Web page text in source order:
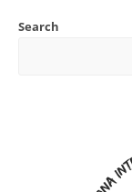
Search